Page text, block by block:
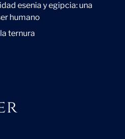
esenia y egipcia: una
humano
ternura